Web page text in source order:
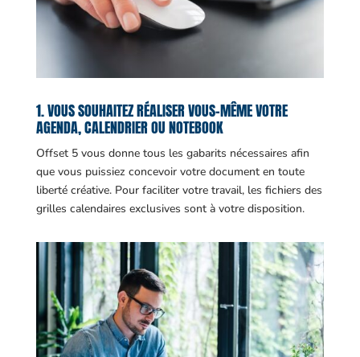
1. VOUS SOUHAITEZ RÉALISER VOUS-MÊME VOTRE
AGENDA, CALENDRIER OU NOTEBOOK
Offset 5 vous donne tous les gabarits nécessaires afin
que vous puissiez concevoir votre document en toute
liberté créative. Pour faciliter votre travail, les fichiers des
grilles calendaires exclusives sont à votre disposition.